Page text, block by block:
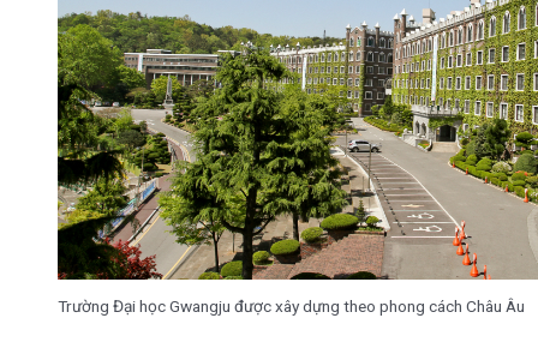
Trường Đại học Gwangju được xây dựng theo phong cách Châu Âu